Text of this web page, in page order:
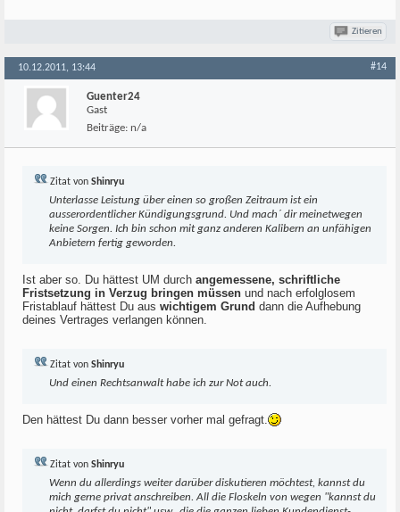
Zitieren
10.12.2011, 13:44 #14
Guenter24
Gast
Beiträge: n/a
Zitat von Shinryu
Unterlasse Leistung über einen so großen Zeitraum ist ein
ausserordentlicher Kündigungsgrund. Und mach´ dir meinetwegen
keine Sorgen. Ich bin schon mit ganz anderen Kalibern an unfähigen
Anbietern fertig geworden.
Ist aber so. Du hättest UM durch angemessene, schriftliche
Fristsetzung in Verzug bringen müssen und nach erfolglosem
Fristablauf hättest Du aus wichtigem Grund dann die Aufhebung
deines Vertrages verlangen können.
Zitat von Shinryu
Und einen Rechtsanwalt habe ich zur Not auch.
Den hättest Du dann besser vorher mal gefragt.
Zitat von Shinryu
Wenn du allerdings weiter darüber diskutieren möchtest, kannst du
mich gerne privat anschreiben. All die Floskeln von wegen "kannst du